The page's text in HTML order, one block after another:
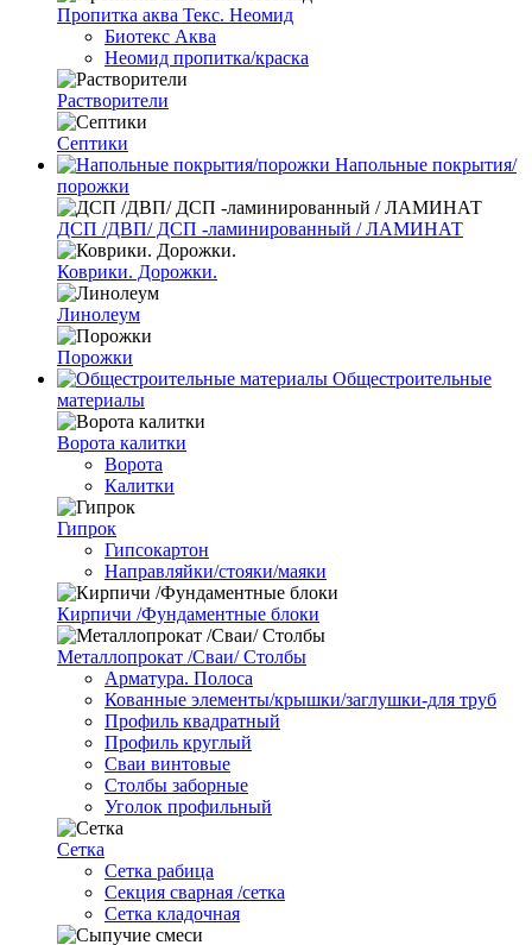
Пропитка аква Текс. Неомид
Биотекс Аква
Неомид пропитка/краска
Растворители
Септики
Напольные покрытия/
порожки
ДСП /ДВП/ ДСП -ламинированный / ЛАМИНАТ
Коврики. Дорожки.
Линолеум
Порожки
Общестроительные
материалы
Ворота калитки
Ворота
Калитки
Гипрок
Гипсокартон
Направляйки/стояки/маяки
Кирпичи /Фундаментные блоки
Металлопрокат /Сваи/ Столбы
Арматура. Полоса
Кованные элементы/крышки/заглушки-для труб
Профиль квадратный
Профиль круглый
Сваи винтовые
Столбы заборные
Уголок профильный
Сетка
Cетка рабица
Секция сварная /сетка
Сетка кладочная